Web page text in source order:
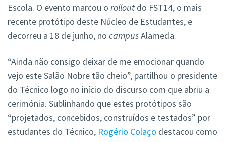
Escola. O evento marcou o rollout do FST14, o mais
recente protótipo deste Núcleo de Estudantes, e
decorreu a 18 de junho, no campusAlameda.
“Ainda não consigo deixar de me emocionar quando
vejo este Salão Nobre tão cheio”, partilhou o presidente
do Técnico logo no início do discurso com que abriu a
cerimónia. Sublinhando que estes protótipos são
“projetados, concebidos, construídos e testados” por
estudantes do Técnico, Rogério Colaço destacou como